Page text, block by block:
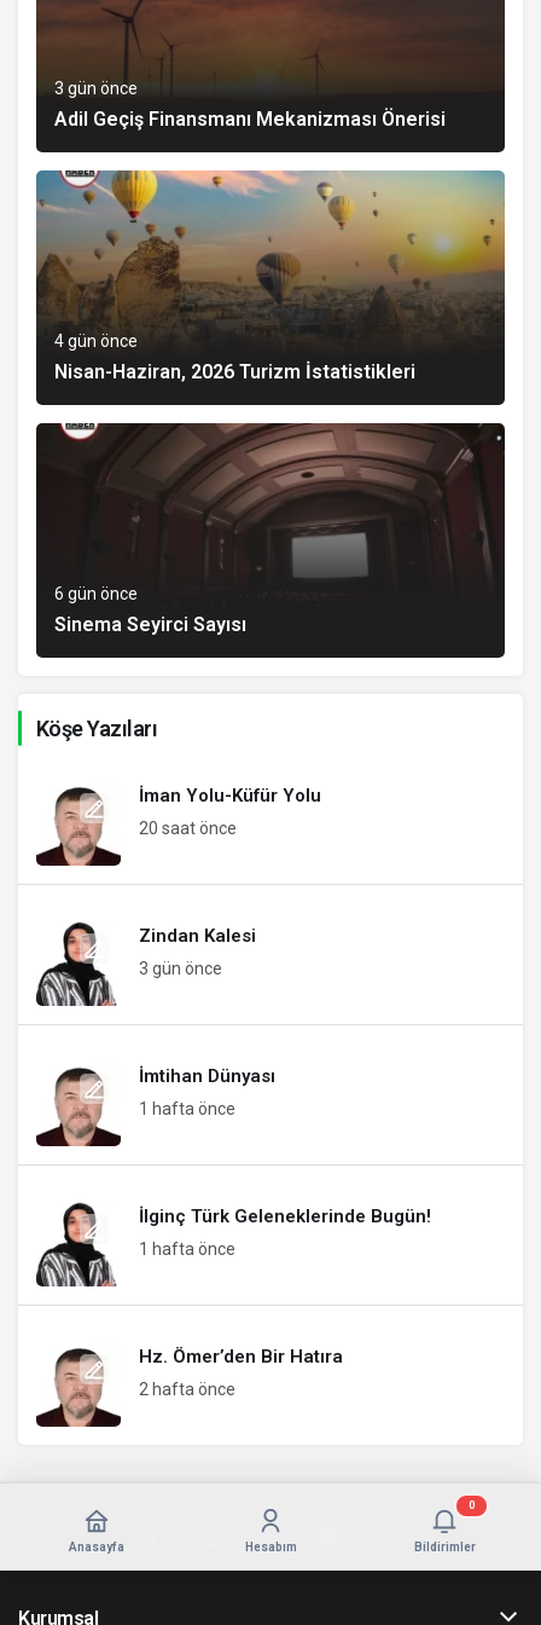
3 gün önce
Adil Geçiş Finansmanı Mekanizması Önerisi
4 gün önce
Nisan-Haziran, 2026 Turizm İstatistikleri
6 gün önce
Sinema Seyirci Sayısı
Köşe Yazıları
İman Yolu-Küfür Yolu
20 saat önce
Zindan Kalesi
3 gün önce
İmtihan Dünyası
1 hafta önce
İlginç Türk Geleneklerinde Bugün!
1 hafta önce
Hz. Ömer’den Bir Hatıra
2 hafta önce
Anasayfa Hesabım Bildirimler
0
Kurumsal